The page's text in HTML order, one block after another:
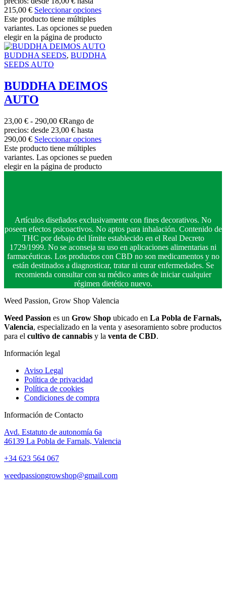
215,00 € Seleccionar opciones
Este producto tiene múltiples
variantes. Las opciones se pueden
elegir en la página de producto
BUDDHA SEEDS, BUDDHA
SEEDS AUTO
BUDDHA DEIMOS
AUTO
23,00 € - 290,00 €Rango de
precios: desde 23,00 € hasta
290,00 € Seleccionar opciones
Este producto tiene múltiples
variantes. Las opciones se pueden
elegir en la página de producto
Artículos diseñados exclusivamente con fines decorativos. No
poseen efectos psicoactivos. No aptos para inhalación. Contenido de
THC por debajo del límite establecido en el Real Decreto
1729/1999. No se aconseja su uso en aplicaciones alimentarias ni
farmacéuticas. Los productos con CBD no son medicamentos y no
están destinados a diagnosticar, tratar ni curar enfermedades. Se
recomienda consultar con su médico antes de iniciar cualquier
régimen dietético nuevo.
Weed Passion, Grow Shop Valencia
Weed Passion es un Grow Shop ubicado en La Pobla de Farnals,
Valencia, especializado en la venta y asesoramiento sobre productos
para el cultivo de cannabis y la venta de CBD.
Información legal
Aviso Legal
Política de privacidad
Política de cookies
Condiciones de compra
Información de Contacto
Avd. Estatuto de autonomía 6a
46139 La Pobla de Farnals, Valencia
+34 623 564 067
weedpassiongrowshop@gmail.com